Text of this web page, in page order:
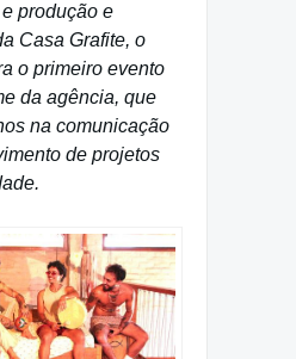
produção e
Casa Grafite, o
o primeiro evento
da agência, que
na comunicação
de projetos